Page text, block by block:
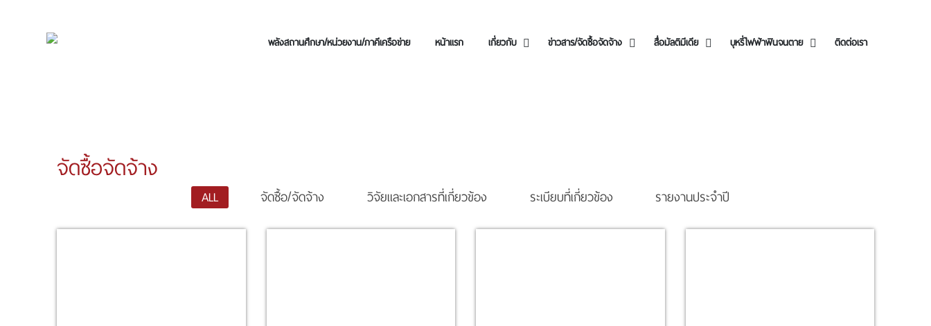
พลังสถานศึกษา/หน่วยงาน/ภาคีเครือข่าย หน้าแรก เกี่ยวกับ ข่าวสาร/จัดซื้อจัดจ้าง สื่อมัลติมีเดีย บุหรี่ไฟฟ้าฟินจนตาย ติดต่อเรา
จัดซื้อจัดจ้าง
ALL จัดซื้อ/จัดจ้าง วิจัยและเอกสารที่เกี่ยวข้อง ระเบียบที่เกี่ยวข้อง รายงานประจำปี